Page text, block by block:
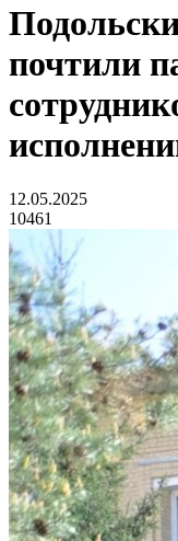
почтили
12.05.2025
10461